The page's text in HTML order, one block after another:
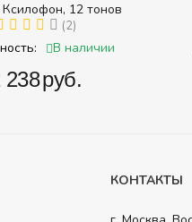
12 тонов
(2)
В наличии
238‍руб.
КОНТАКТЫ